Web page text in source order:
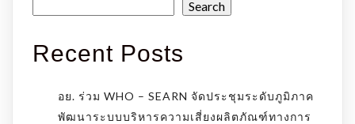
Search
Recent Posts
อย. ร่วม WHO – SEARN จัดประชุมระดับภูมิภาค
พัฒนาระบบบริหารความเสี่ยงผลิตภัณฑ์ทางการ